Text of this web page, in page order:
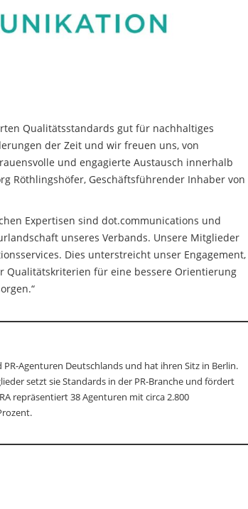
Qualitätsstandards gut für nachhaltiges
der Zeit und wir freuen uns, von
und engagierte Austausch innerhalb
Röthlingshöfer, Geschäftsführender Inhaber von
Expertisen sind dot.communications und
unseres Verbands. Unsere Mitglieder
Dies unterstreicht unser Engagement,
Qualitätskriterien für eine bessere Orientierung
Agenturen Deutschlands und hat ihren Sitz in Berlin.
setzt sie Standards in der PR-Branche und fördert
repräsentiert 38 Agenturen mit circa 2.800